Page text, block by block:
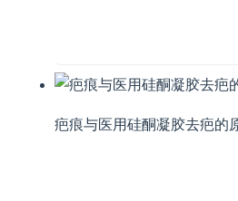
疤痕与医用硅酮凝胶去疤的